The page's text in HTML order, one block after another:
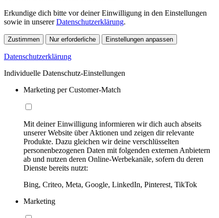
Erkundige dich bitte vor deiner Einwilligung in den Einstellungen
sowie in unsererDatenschutzerklärung.
Zustimmen Nur erforderliche Einstellungen anpassen
Datenschutzerklärung
Individuelle Datenschutz-Einstellungen
Marketing per Customer-Match
Mit deiner Einwilligung informieren wir dich auch abseits
unserer Website über Aktionen und zeigen dir relevante
Produkte. Dazu gleichen wir deine verschlüsselten
personenbezogenen Daten mit folgenden externen Anbietern
ab und nutzen deren Online-Werbekanäle, sofern du deren
Dienste bereits nutzt:
Bing, Criteo, Meta, Google, LinkedIn, Pinterest, TikTok
Marketing